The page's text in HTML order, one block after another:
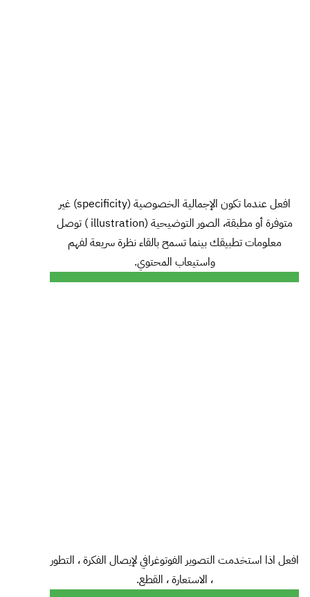
افعل عندما تكون الإجمالية الخصوصية (specificity) غير
متوفرة أو مطبقة، الصور التوضيحية (illustration ) توصل
معلومات تطبيقك بينما تسمح بالقاء نظرة سريعة لفهم
واستيعاب المحتوي.
افعل اذا استخدمت التصوير الفوتوغرافي لإيصال الفكرة ، التطور
، الاستعارة ، القطع.